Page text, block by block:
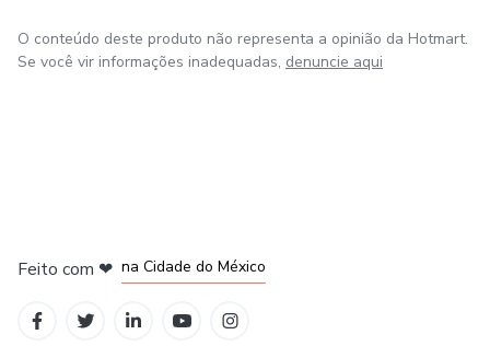
O conteúdo deste produto não representa a opinião da Hotmart.
Se você vir informações inadequadas, denuncie aqui
Feito com ❤ na Cidade do México